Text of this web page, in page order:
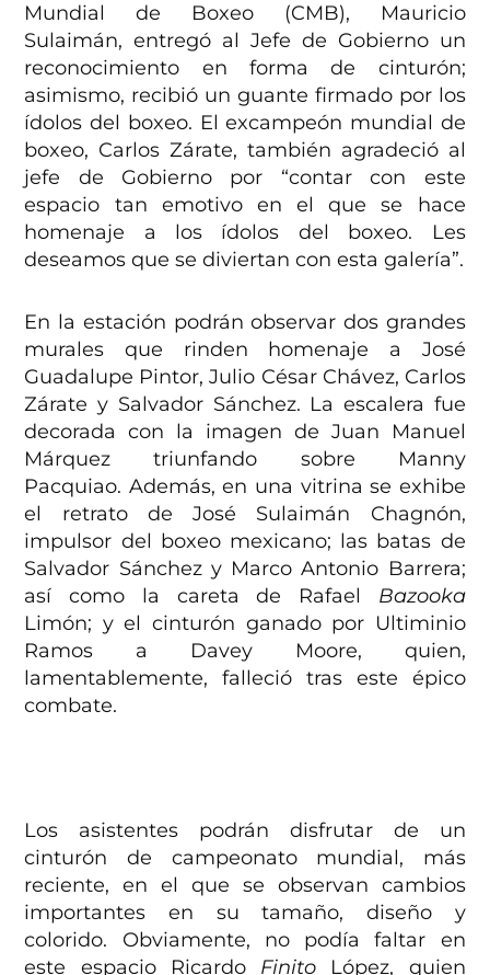
Mundial de Boxeo (CMB), Mauricio
Sulaimán, entregó al Jefe de Gobierno un
reconocimiento en forma de cinturón;
asimismo, recibió un guante firmado por los
ídolos del boxeo. El excampeón mundial de
boxeo, Carlos Zárate, también agradeció al
jefe de Gobierno por “contar con este
espacio tan emotivo en el que se hace
homenaje a los ídolos del boxeo. Les
deseamos que se diviertan con esta galería”.
En la estación podrán observar dos grandes
murales que rinden homenaje a José
Guadalupe Pintor, Julio César Chávez, Carlos
Zárate y Salvador Sánchez. La escalera fue
decorada con la imagen de Juan Manuel
Márquez triunfando sobre Manny
Pacquiao. Además, en una vitrina se exhibe
el retrato de José Sulaimán Chagnón,
impulsor del boxeo mexicano; las batas de
Salvador Sánchez y Marco Antonio Barrera;
así como la careta de Rafael Bazooka
Limón; y el cinturón ganado por Ultiminio
Ramos a Davey Moore, quien,
lamentablemente, falleció tras este épico
combate.
Los asistentes podrán disfrutar de un
cinturón de campeonato mundial, más
reciente, en el que se observan cambios
importantes en su tamaño, diseño y
colorido. Obviamente, no podía faltar en
este espacio Ricardo Finito López, quien